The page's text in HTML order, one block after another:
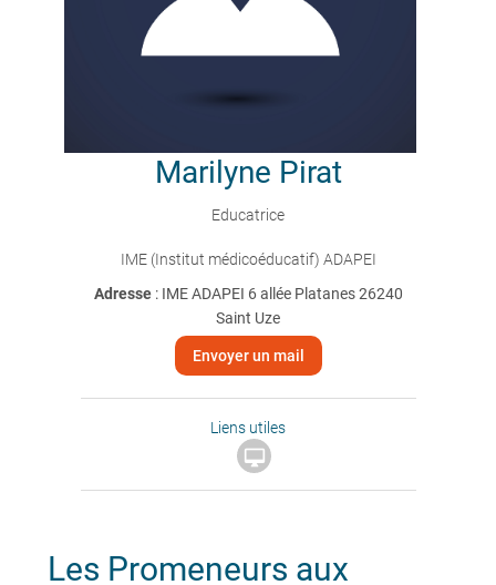
Marilyne Pirat
Educatrice
IME (Institut médicoéducatif) ADAPEI
Adresse : IME ADAPEI 6 allée Platanes 26240
Saint Uze
Envoyer un mail
Liens utiles

Les Promeneurs aux